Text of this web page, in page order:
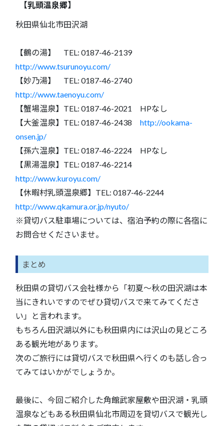
【乳頭温泉郷】
秋田県仙北市田沢湖
【鶴の湯】 TEL: 0187-46-2139
http://www.tsurunoyu.com/
【妙乃湯】 TEL: 0187-46-2740
http://www.taenoyu.com/
【蟹場温泉】TEL: 0187-46-2021 HPなし
【大釜温泉】TEL: 0187-46-2438 http://ookama-
onsen.jp/
【孫六温泉】TEL: 0187-46-2224 HPなし
【黒湯温泉】TEL: 0187-46-2214
http://www.kuroyu.com/
【休暇村乳頭温泉郷】TEL: 0187-46-2244
http://www.qkamura.or.jp/nyuto/
※貸切バス駐車場については、宿泊予約の際に各宿に
お問合せくださいませ。
まとめ
秋田県の貸切バス会社様から「初夏～秋の田沢湖は本
当にきれいですのでぜひ貸切バスで来てみてくださ
い」と言われます。
もちろん田沢湖以外にも秋田県内には沢山の見どころ
ある観光地があります。
次のご旅行には貸切バスで秋田県へ行くのも話し合っ
てみてはいかがでしょうか。
最後に、今回ご紹介した角館武家屋敷や田沢湖・乳頭
温泉などもある秋田県仙北市周辺を貸切バスで観光し